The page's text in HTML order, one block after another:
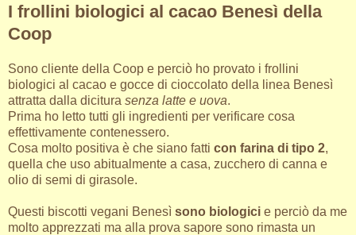
I frollini biologici al cacao Benesì della
Coop
Sono cliente della Coop e perciò ho provato i frollini
biologici al cacao e gocce di cioccolato della linea Benesì
attratta dalla dicitura senza latte e uova.
Prima ho letto tutti gli ingredienti per verificare cosa
effettivamente contenessero.
Cosa molto positiva è che siano fatti con farina di tipo 2,
quella che uso abitualmente a casa, zucchero di canna e
olio di semi di girasole.
Questi biscotti vegani Benesì sono biologici e perciò da me
molto apprezzati ma alla prova sapore sono rimasta un